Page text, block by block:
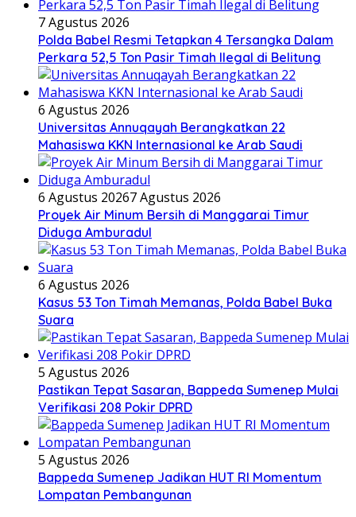
7 Agustus 2026
Polda Babel Resmi Tetapkan 4 Tersangka Dalam
Perkara 52,5 Ton Pasir Timah Ilegal di Belitung
6 Agustus 2026
Universitas Annuqayah Berangkatkan 22
Mahasiswa KKN Internasional ke Arab Saudi
6 Agustus 20267 Agustus 2026
Proyek Air Minum Bersih di Manggarai Timur
Diduga Amburadul
6 Agustus 2026
Kasus 53 Ton Timah Memanas, Polda Babel Buka
Suara
5 Agustus 2026
Pastikan Tepat Sasaran, Bappeda Sumenep Mulai
Verifikasi 208 Pokir DPRD
5 Agustus 2026
Bappeda Sumenep Jadikan HUT RI Momentum
Lompatan Pembangunan